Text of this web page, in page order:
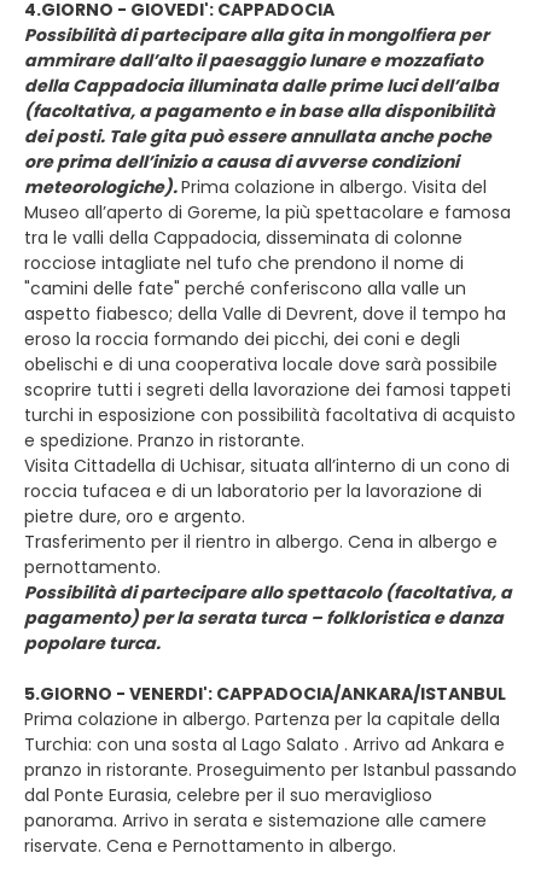
4.GIORNO - GIOVEDI': CAPPADOCIA
Possibilità di partecipare alla gita in mongolfiera per
ammirare dall’alto il paesaggio lunare e mozzafiato
della Cappadocia illuminata dalle prime luci dell’alba
(facoltativa, a pagamento e in base alla disponibilità
dei posti. Tale gita può essere annullata anche poche
ore prima dell’inizio a causa di avverse condizioni
meteorologiche).Prima colazione in albergo. Visita del
Museo all’aperto di Goreme, la più spettacolare e famosa
tra le valli della Cappadocia, disseminata di colonne
rocciose intagliate nel tufo che prendono il nome di
"camini delle fate" perché conferiscono alla valle un
aspetto fiabesco; della Valle di Devrent, dove il tempo ha
eroso la roccia formando dei picchi, dei coni e degli
obelischi e di una cooperativa locale dove sarà possibile
scoprire tutti i segreti della lavorazione dei famosi tappeti
turchi in esposizione con possibilità facoltativa di acquisto
e spedizione. Pranzo in ristorante.
Visita Cittadella di Uchisar, situata all’interno di un cono di
roccia tufacea e di un laboratorio per la lavorazione di
pietre dure, oro e argento.
Trasferimento per il rientro in albergo. Cena in albergo e
pernottamento.
Possibilità di partecipare allo spettacolo (facoltativa, a
pagamento) per la serata turca – folkloristica e danza
popolare turca.
5.GIORNO - VENERDI': CAPPADOCIA/ANKARA/ISTANBUL
Prima colazione in albergo. Partenza per la capitale della
Turchia: con una sosta al Lago Salato . Arrivo ad Ankara e
pranzo in ristorante. Proseguimento per Istanbul passando
dal Ponte Eurasia, celebre per il suo meraviglioso
panorama. Arrivo in serata e sistemazione alle camere
riservate. Cena e Pernottamento in albergo.